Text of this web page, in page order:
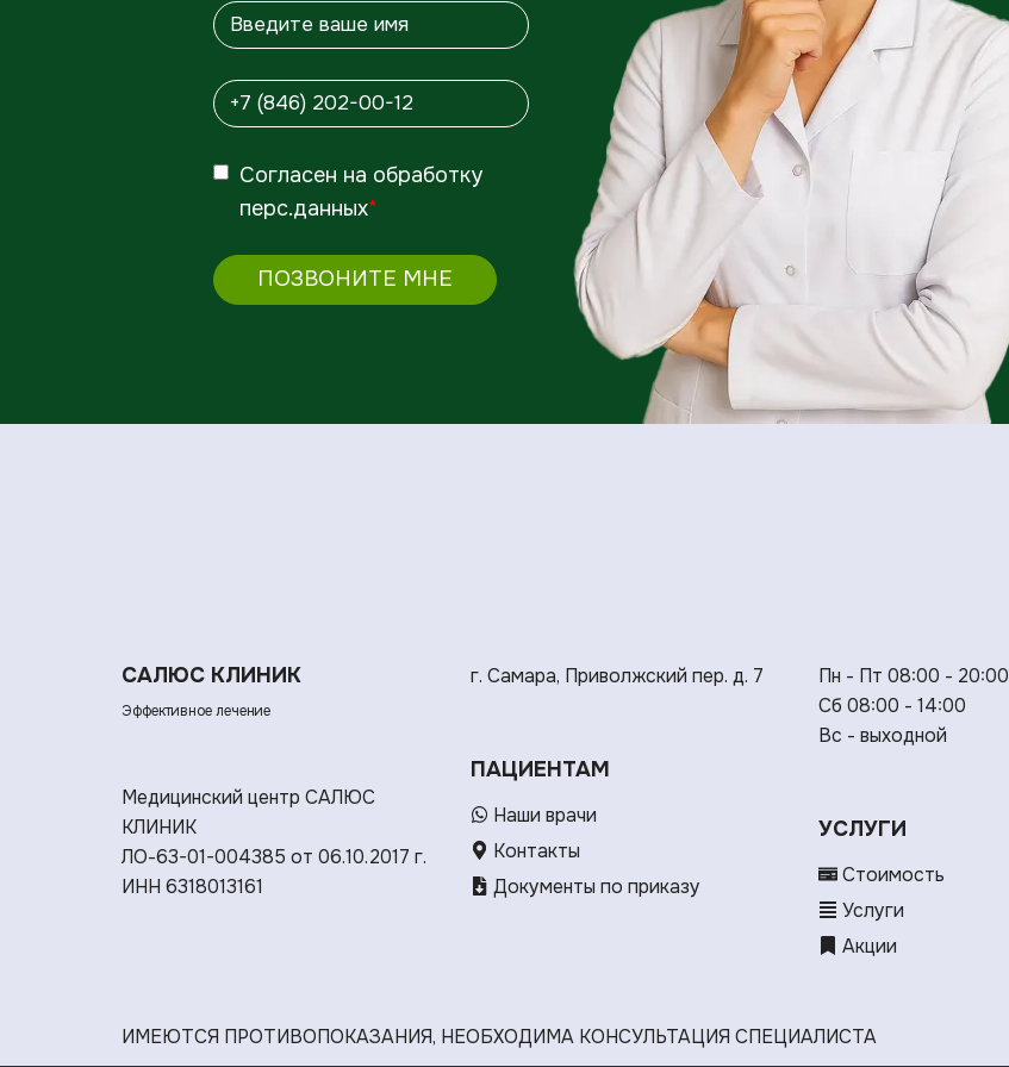
Согласен на обработку
перс.данных*
ПОЗВОНИТЕ МНЕ
САЛЮС КЛИНИК
Эффективное лечение
Медицинский центр САЛЮС
КЛИНИК
ЛО-63-01-004385 от 06.10.2017 г.
ИНН 6318013161
г. Самара, Приволжский пер. д. 7
ПАЦИЕНТАМ
Наши врачи
Контакты
Документы по приказу
Пн - Пт 08:00 - 20:00
Сб 08:00 - 14:00
Вс - выходной
УСЛУГИ
Стоимость
Услуги
Акции
ИМЕЮТСЯ ПРОТИВОПОКАЗАНИЯ, НЕОБХОДИМА КОНСУЛЬТАЦИЯ СПЕЦИАЛИСТА